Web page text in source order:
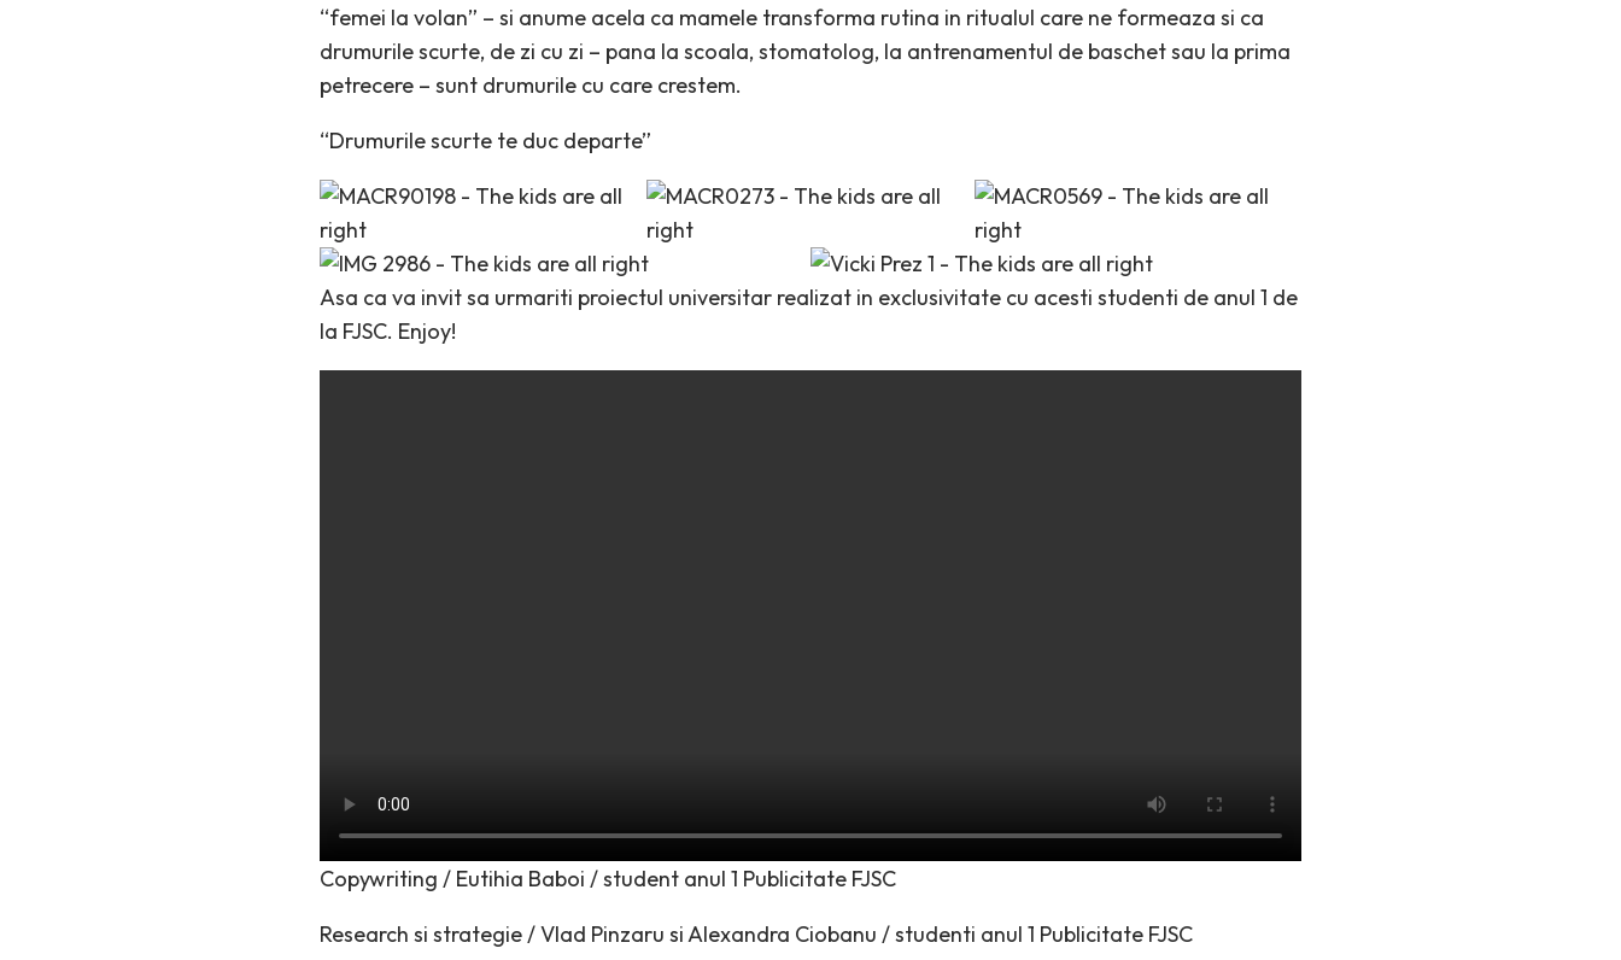
“femei la volan” – si anume acela ca mamele transforma rutina in ritualul care ne formeaza si ca
drumurile scurte, de zi cu zi – pana la scoala, stomatolog, la antrenamentul de baschet sau la prima
petrecere – sunt drumurile cu care crestem.
“Drumurile scurte te duc departe”
Asa ca va invit sa urmariti proiectul universitar realizat in exclusivitate cu acesti studenti de anul 1 de
la FJSC. Enjoy!
Copywriting / Eutihia Baboi / student anul 1 Publicitate FJSC
Research si strategie / Vlad Pinzaru si Alexandra Ciobanu / studenti anul 1 Publicitate FJSC